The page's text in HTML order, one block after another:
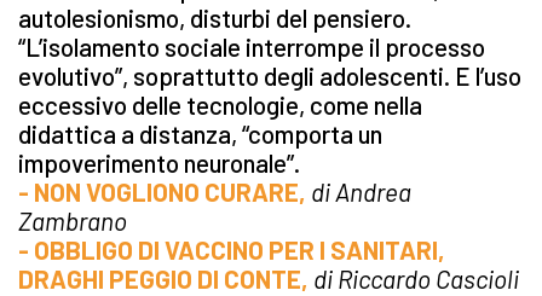
autolesionismo, disturbi del pensiero.
“L’isolamento sociale interrompe il processo
evolutivo”, soprattutto degli adolescenti. E l’uso
eccessivo delle tecnologie, come nella
didattica a distanza, “comporta un
impoverimento neuronale”.
- NON VOGLIONO CURARE, di Andrea
Zambrano
- OBBLIGO DI VACCINO PER I SANITARI,
DRAGHI PEGGIO DI CONTE, di Riccardo Cascioli